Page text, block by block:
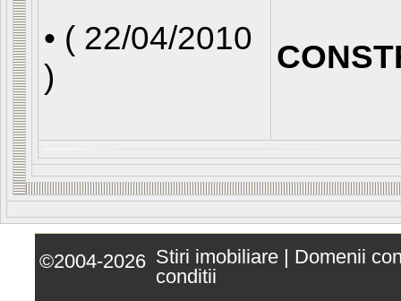
• ( 22/04/2010
)
©2004-2026 Stiri imobiliare | Domenii
conditii